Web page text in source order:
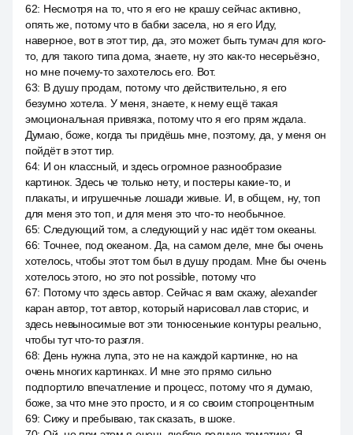
62: Несмотря на то, что я его не крашу сейчас активно,
опять же, потому что в бабки засела, но я его Иду,
наверное, вот в этот тир, да, это может быть тумач для кого-
то, для такого типа дома, знаете, ну это как-то несерьёзно,
но мне почему-то захотелось его. Вот.
63: В душу продам, потому что действительно, я его
безумно хотела. У меня, знаете, к нему ещё такая
эмоциональная привязка, потому что я его прям ждала.
Думаю, боже, когда ты придёшь мне, поэтому, да, у меня он
пойдёт в этот тир.
64: И он классный, и здесь огромное разнообразие
картинок. Здесь че только нету, и постеры какие-то, и
плакаты, и игрушечные лошади живые. И, в общем, ну, топ
для меня это топ, и для меня это что-то необычное.
65: Следующий том, а следующий у нас идёт том океаны.
66: Точнее, под океаном. Да, на самом деле, мне бы очень
хотелось, чтобы этот том был в душу продам. Мне бы очень
хотелось этого, но это not possible, потому что
67: Потому что здесь автор. Сейчас я вам скажу, alexander
каран автор, тот автор, который нарисовал лав сторис, и
здесь невыносимые вот эти тонюсенькие контуры реально,
чтобы тут что-то разгля.
68: День нужна лупа, это не на каждой картинке, но на
очень многих картинках. И мне это прямо сильно
подпортило впечатление и процесс, потому что я думаю,
боже, за что мне это просто, и я со своим стопроцентным
69: Сижу и пребываю, так сказать, в шоке.